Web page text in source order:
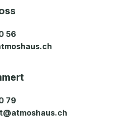
56
79